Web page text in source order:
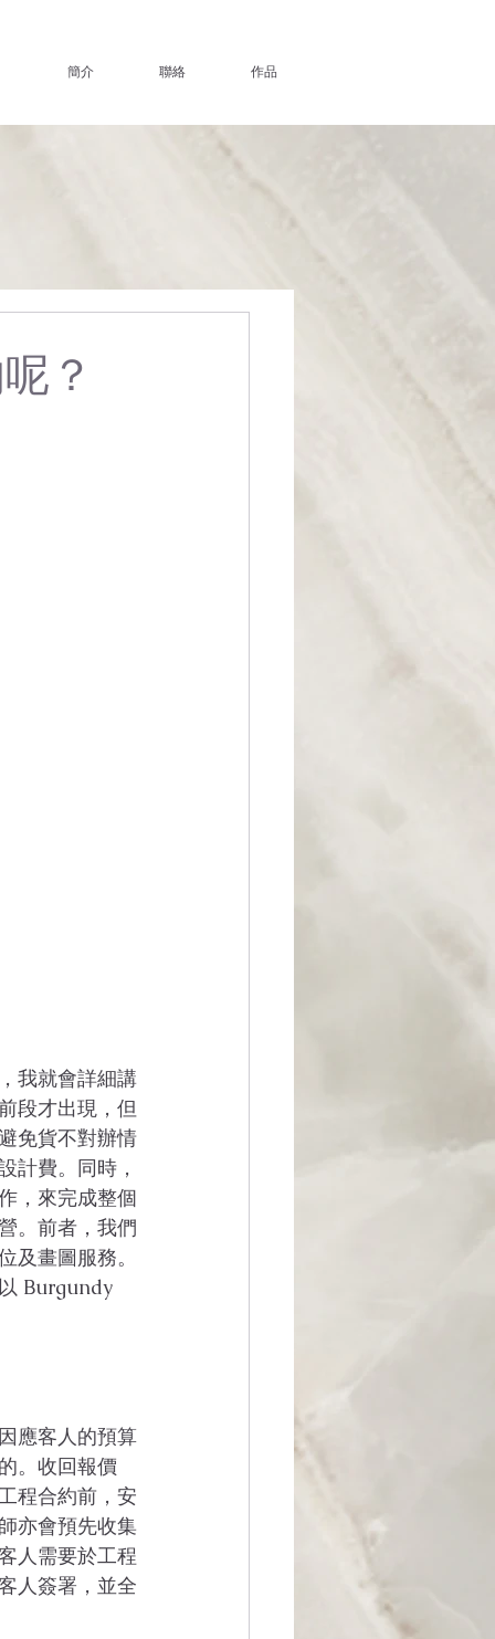
簡介 聯絡 作品
？
我就會詳細講
段才出現，但
免貨不對辦情
計費。同時，
，來完成整個
。前者，我們
畫圖服務。
Burgundy
應客人的預算
。收回報價
程合約前，安
亦會預先收集
人需要於工程
人簽署，並全